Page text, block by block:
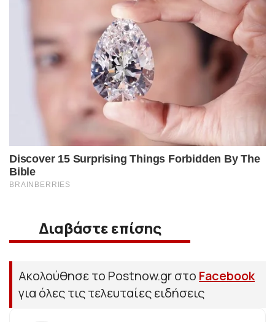
Διαβάστε επίσης
Ακολούθησε το Postnow.gr στο Facebook
για όλες τις τελευταίες ειδήσεις